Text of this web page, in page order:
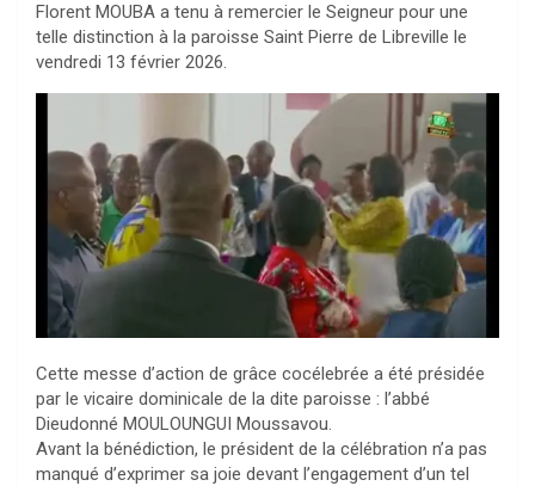
Florent MOUBA a tenu à remercier le Seigneur pour une
telle distinction à la paroisse Saint Pierre de Libreville le
vendredi 13 février 2026.
Cette messe d’action de grâce cocélebrée a été présidée
par le vicaire dominicale de la dite paroisse : l’abbé
Dieudonné MOULOUNGUI Moussavou.
Avant la bénédiction, le président de la célébration n’a pas
manqué d’exprimer sa joie devant l’engagement d’un tel